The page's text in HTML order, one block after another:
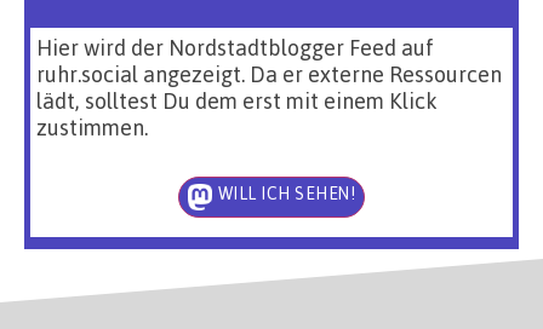
Hier wird der Nordstadtblogger Feed auf
ruhr.social angezeigt. Da er externe Ressourcen
lädt, solltest Du dem erst mit einem Klick
zustimmen.
WILL ICH SEHEN!